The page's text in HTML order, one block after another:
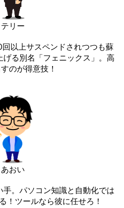
テリー
以上サスペンドされつつも蘇
る別名「フェニックス」。高
のが得意技！
あおい
。パソコン知識と自動化では
！ツールなら彼に任せろ！